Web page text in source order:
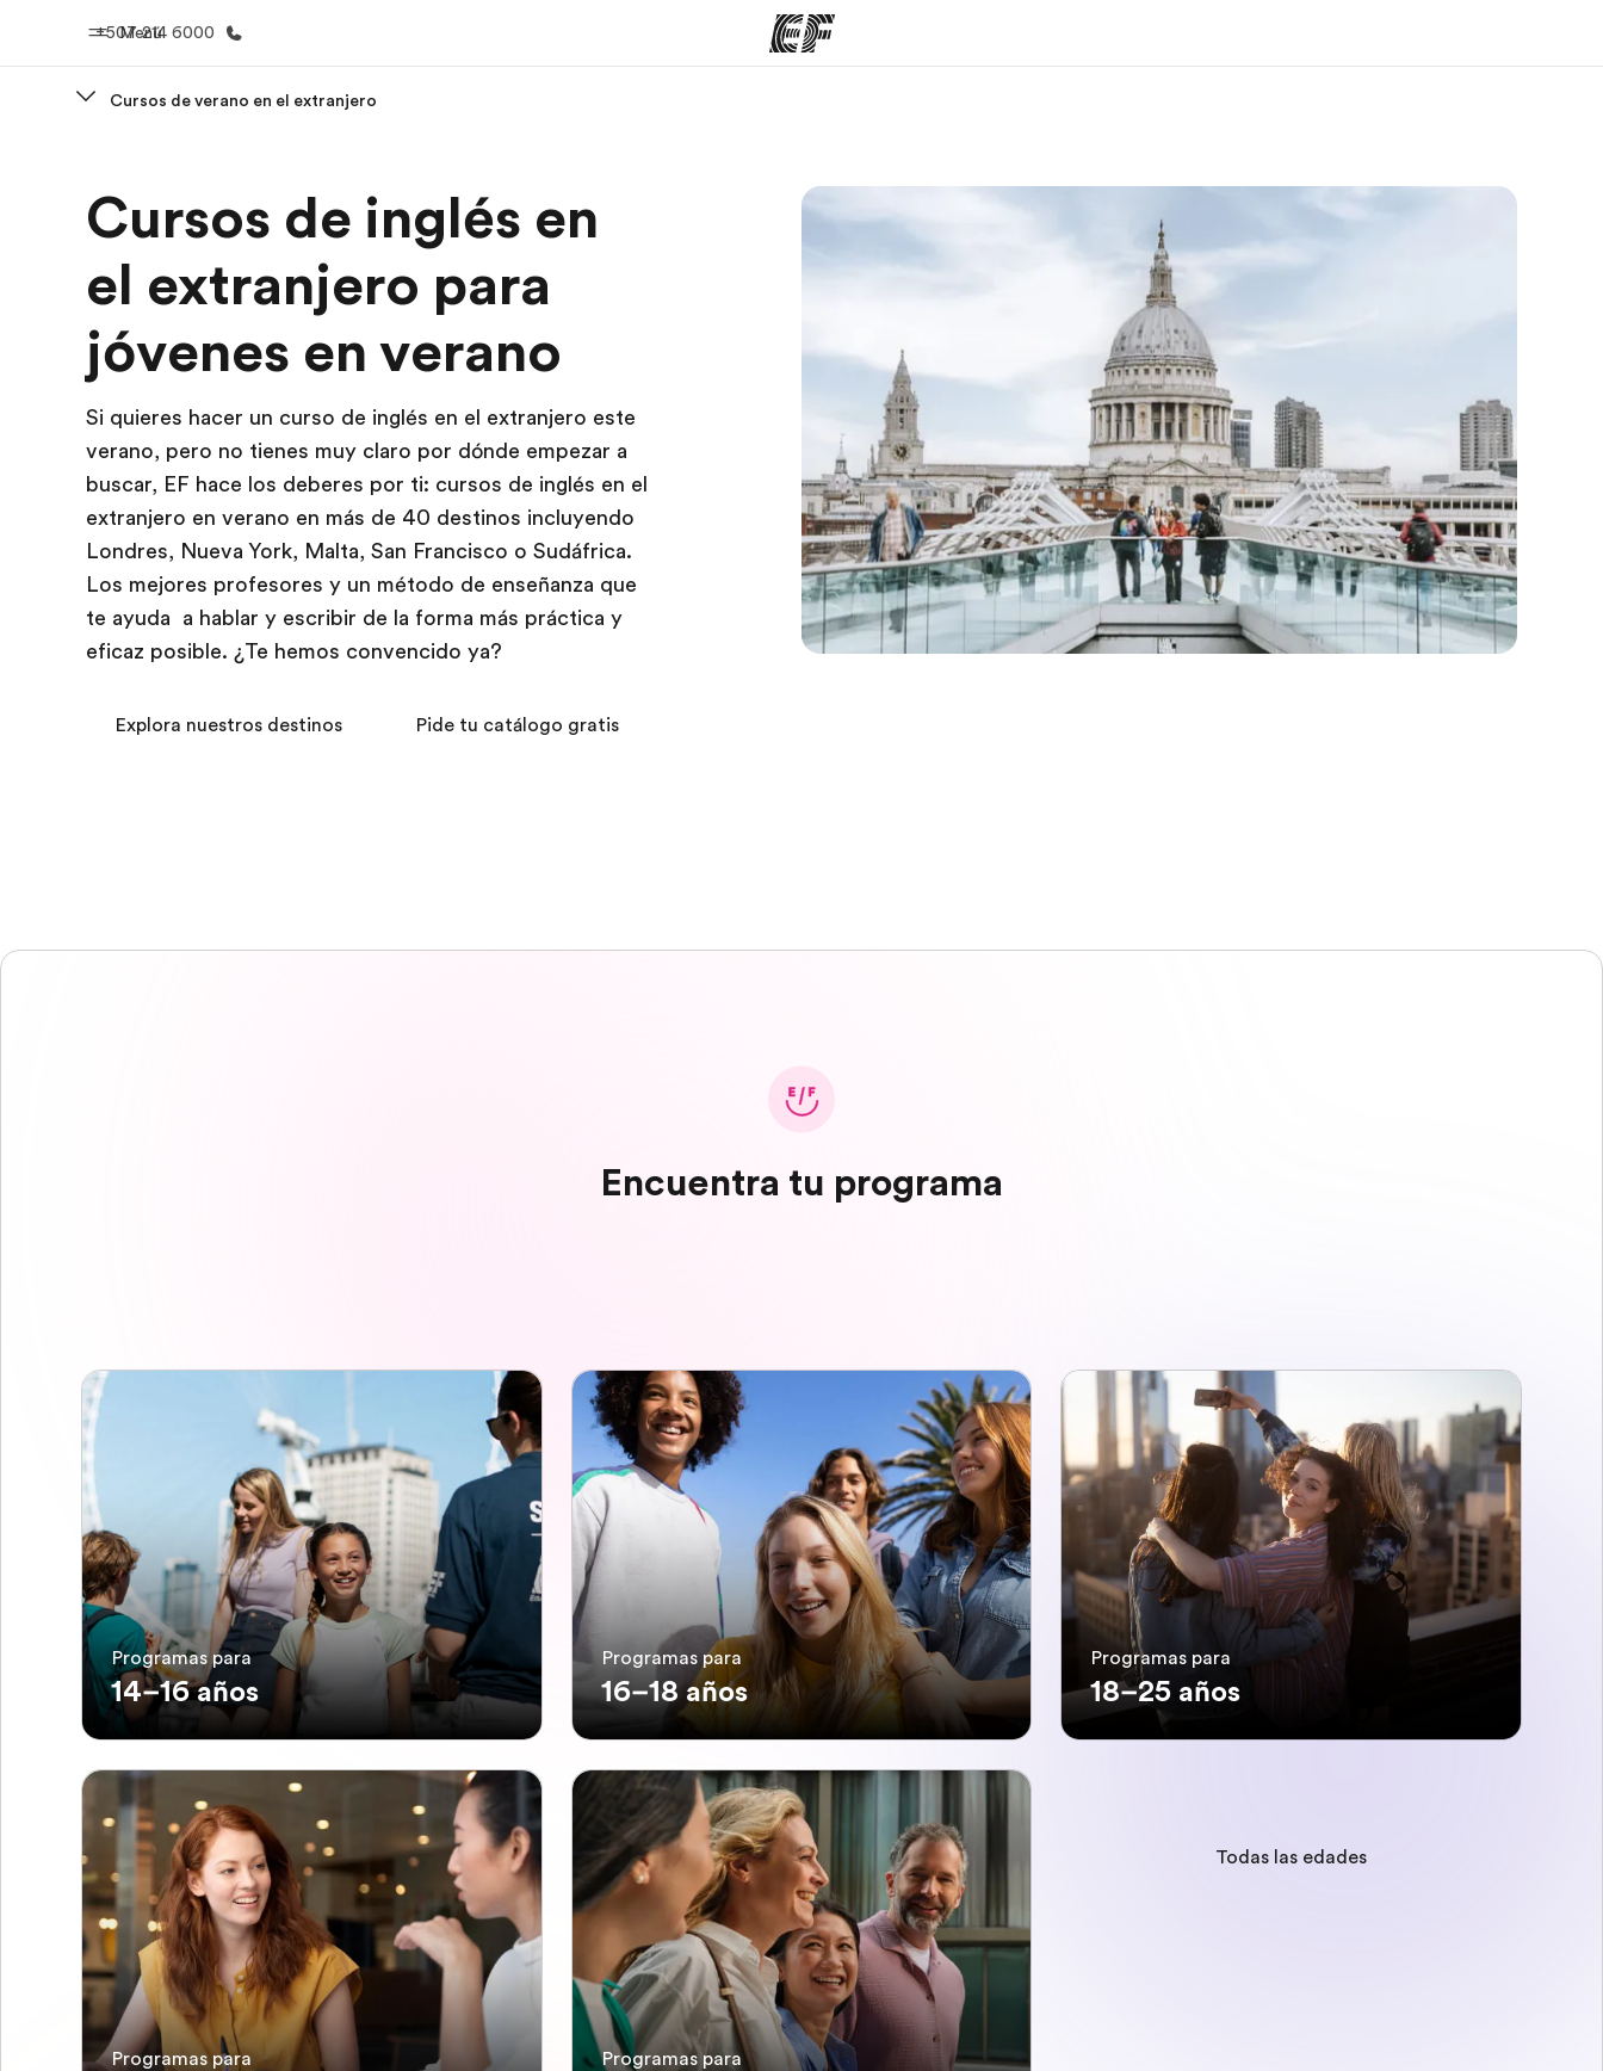
Menú
+507 214 6000
Bienvenido a EF Ver todo lo que hacemos Encuentra una oficina
Cursos de verano en el extranjero
Cursos de inglés en
el extranjero para
jóvenes en verano
Si quieres hacer un curso de inglés en el extranjero este
verano, pero no tienes muy claro por dónde empezar a
buscar, EF hace los deberes por ti: cursos de inglés en el
extranjero en verano en más de 40 destinos incluyendo
Londres, Nueva York, Malta, San Francisco o Sudáfrica.
Los mejores profesores y un método de enseñanza que
te ayuda a hablar y escribir de la forma más práctica y
eficaz posible. ¿Te hemos convencido ya?
Explora nuestros destinos Pide tu catálogo gratis
Encuentra tu programa
Programas para
14–16 años
Programas para
16–18 años
Programas para
18–25 años
Programas para Programas para
Todas las edades